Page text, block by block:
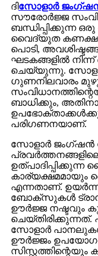
ദിസോളാർ
സൗരോർജ്ജ
ബന്ധിപ്പിക്കുന്ന
വൈദ്യുത
പൊടി,
ഘടകങ്ങളിൽ
ചെയ്യുന്നു.
ഗുണനിലവാരം
ബാധിക്കും,
പരിഗണനയാണ്.
സോളാർ ജംഗ്ഷൻ
കാര്യക്ഷമമായും
എന്നതാണ്.
ബോക്സുകൾ
ഊർജ്ജ നഷ്ടവും
സോളാർ
ഊർജ്ജം
സിസ്റ്റത്തിന്റെയും